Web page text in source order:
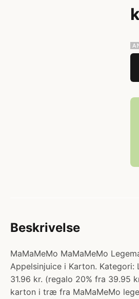
Beskrivelse
MaMaMeMo MaMaMeMo
Appelsinjuice i Karton. Kategori:
31.96 kr. (regalo 20% fra 39.95
karton i træ fra MaMaMeMo